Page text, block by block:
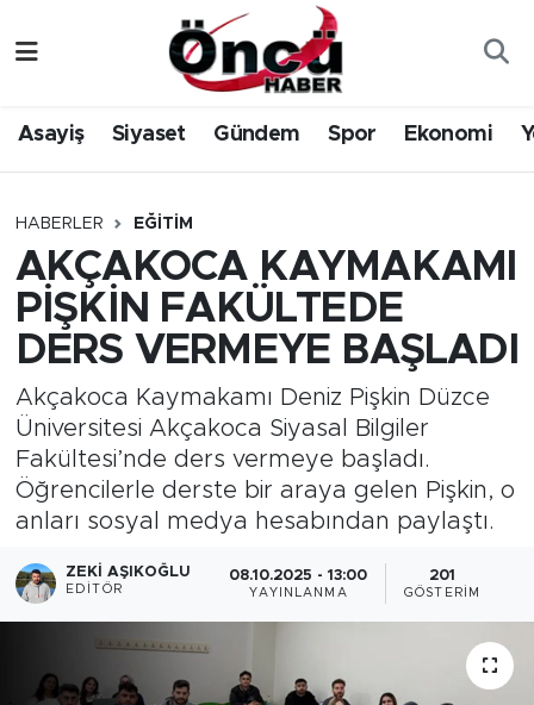
Asayiş Siyaset Gündem Spor Ekonomi
HABERLER EĞITIM
AKÇAKOCA KAYMAKAMI
PİŞKİN FAKÜLTEDE
DERS VERMEYE BAŞLADI
Akçakoca Kaymakamı Deniz Pişkin Düzce
Üniversitesi Akçakoca Siyasal Bilgiler
Fakültesi’nde ders vermeye başladı.
Öğrencilerle derste bir araya gelen Pişkin, o
anları sosyal medya hesabından paylaştı.
ZEKI AŞIKOĞLU
EDITÖR
08.10.2025 - 13:00
YAYINLANMA
201
GÖSTERIM
Gündem
Sağlık & Çevre
Spor
Siyaset
Yerel Haber
Öncü Radyo Dinle
Öncü TV İzle
Düzce Nöbetçi Eczaneler
Düzce Hava Durumu
Düzce Namaz Vakitleri
Düzce Trafik Yoğunluk Haritası
Süper Lig Puan Durumu ve Fikstür
Tüm Manşetler
Son Dakika Haberleri
Haber Arşivi